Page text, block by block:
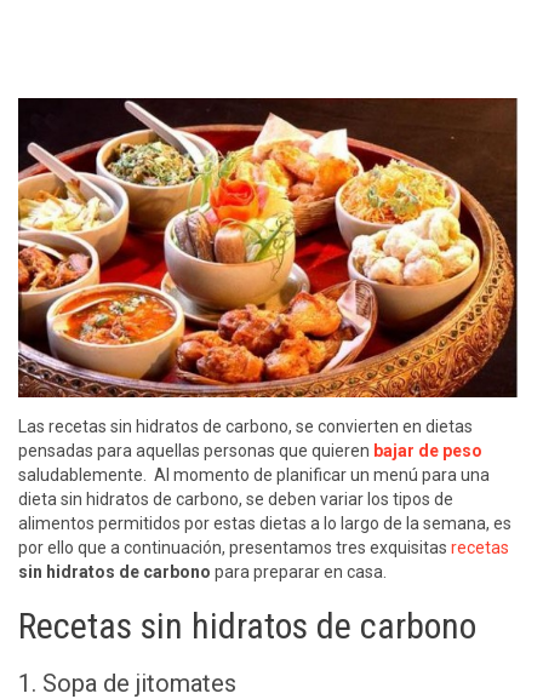
Las recetas sin hidratos de carbono, se convierten en dietas
pensadas para aquellas personas que quieren bajar de peso
saludablemente. Al momento de planificar un menú para una
dieta sin hidratos de carbono, se deben variar los tipos de
alimentos permitidos por estas dietas a lo largo de la semana, es
por ello que a continuación, presentamos tres exquisitas recetas
sin hidratos de carbono para preparar en casa.
Recetas sin hidratos de carbono
1. Sopa de jitomates